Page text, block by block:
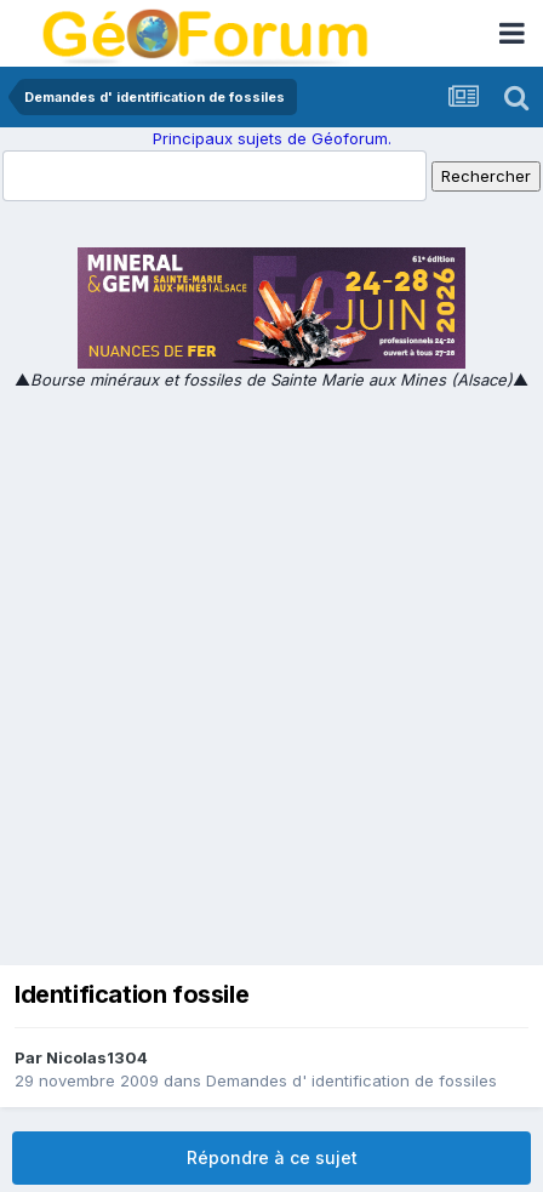
Demandes d' identification de fossiles
Principaux sujets de Géoforum.
▲Bourse minéraux et fossiles de Sainte Marie aux Mines (Alsace)▲
Identification fossile
Par Nicolas1304
29 novembre 2009 dans Demandes d' identification de fossiles
Répondre à ce sujet